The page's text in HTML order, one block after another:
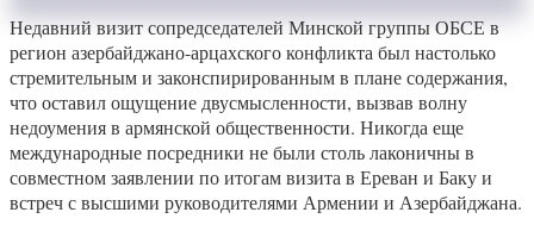
Недавний визит сопредседателей Минской группы ОБСЕ в
регион азербайджано-арцахского конфликта был настолько
стремительным и законспирированным в плане содержания,
что оставил ощущение двусмысленности, вызвав волну
недоумения в армянской общественности. Никогда еще
международные посредники не были столь лаконичны в
совместном заявлении по итогам визита в Ереван и Баку и
встреч с высшими руководителями Армении и Азербайджана.